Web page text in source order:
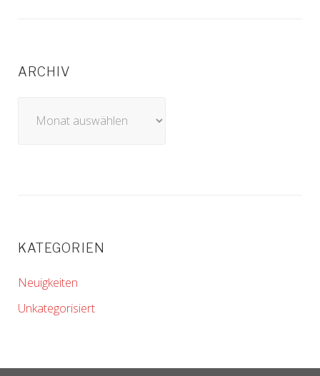
ARCHIV
KATEGORIEN
Neuigkeiten
Unkategorisiert